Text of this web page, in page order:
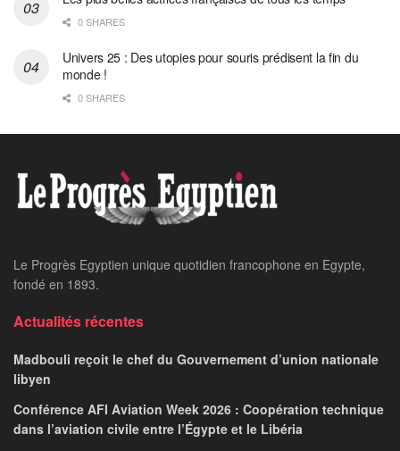
0 SHARES
Univers 25 : Des utopies pour souris prédisent la fin du
monde !
0 SHARES
En Chine: Poutine
affiche une alliance
“inébranlable”
par